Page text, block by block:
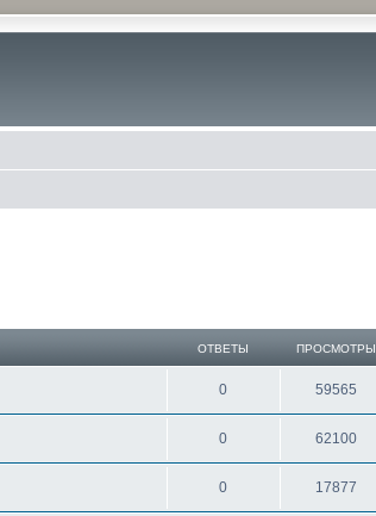
ОТВЕТЫ ПРОСМОТРЫ
0 59565
0 62100
0 17877